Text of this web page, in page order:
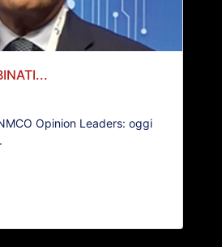
Opinion Leaders: oggi